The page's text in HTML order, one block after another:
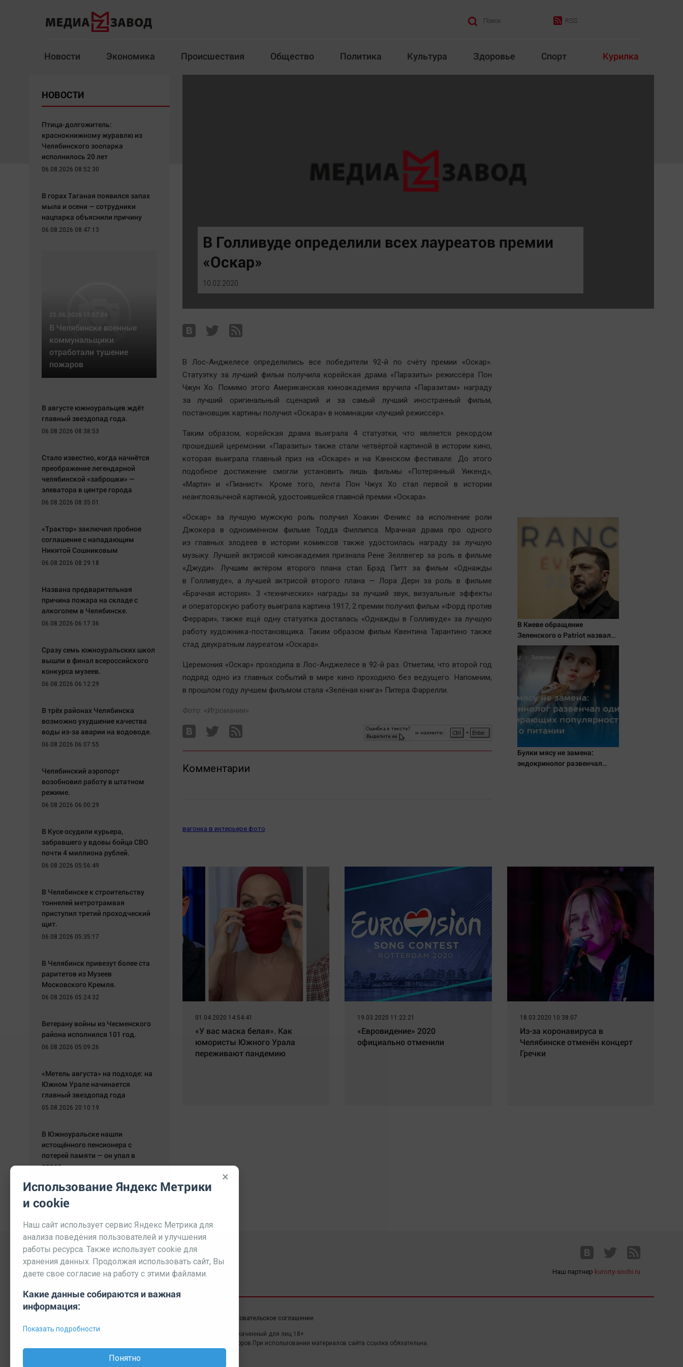
Поиск RSS
Новости Экономика Происшествия Общество Политика Культура Здоровье Спорт Курилка
Здоровье
Архив
Общество
Политика
Экономика
Технологии
Отраслевые темы
Медиаграмотность
Челябинск космический
Другие рубрики
English version
Online-консультация
Вкусное
ЖКХ
Интервью
Отдых
Светская жизнь
Тенденции
В Голливуде определили всех лауреатов премии
«Оскар»
10.02.2020
В Лос-Анджелесе определились все победители 92-й по счёту премии «Оскар».
Статуэтку за лучший фильм получила корейская драма «Паразиты» режиссёра Пон
Чжун Хо. Помимо этого Американская киноакадемия вручила «Паразитам» награду
за лучший оригинальный сценарий и за самый лучший иностранный фильм,
постановщик картины получил «Оскара» в номинации «лучший режиссёр».
Таким образом, корейская драма выиграла 4 статуэтки, что является рекордом
прошедшей церемонии. «Паразиты» также стали четвёртой картиной в истории кино,
которая выиграла главный приз на «Оскаре» и на Каннском фестивале. До этого
подобное достижение смогли установить лишь фильмы «Потерянный Уикенд»,
«Марти» и «Пианист». Кроме того, лента Пон Чжух Хо стал первой в истории
неанглоязычной картиной, удостоившейся главной премии «Оскара».
«Оскар» за лучшую мужскую роль получил Хоакин Феникс за исполнение роли
Джокера в одноимённом фильме Тодда Филлипса. Мрачная драма про одного
из главных злодеев в истории комиксов также удостоилась награду за лучшую
музыку. Лучшей актрисой киноакадемия признала Рене Зеллвегер за роль в фильме
«Джуди». Лучшим актёром второго плана стал Брэд Питт за фильм «Однажды
в Голливуде», а лучшей актрисой второго плана — Лора Дерн за роль в фильме
«Брачная история». 3 «технических» награды за лучший звук, визуальные эффекты
и операторскую работу выиграла картина 1917, 2 премии получил фильм «Форд против
Феррари», также ещё одну статуэтка досталась «Однажды в Голливуде» за лучшую
работу художника-постановщика. Таким образом фильм Квентина Тарантино также
стад двукратным лауреатом «Оскара».
Церемония «Оскар» проходила в Лос-Анджелесе в 92-й раз. Отметим, что второй год
подряд одно из главных событий в мире кино проходило без ведущего. Напомним,
в прошлом году лучшем фильмом стала «Зелёная книга» Питера Фаррелли.
Фото: «Игромания»
Комментарии
вагонка в интерьере фото
В Киеве обращение
Зеленского о Patriot назвали
«комедией»
Булки мясу не замена:
эндокринолог развенчал
01.04.2020 14:54:41
«У вас маска белая». Как
юмористы Южного Урала
переживают пандемию
19.03.2020 11:22:21
«Евровидение» 2020
официально отменили
18.03.2020 10:38:07
Из-за коронавируса в
Челябинске отменён концерт
Гречки
НОВОСТИ
Птица-долгожитель:
краснокнижному журавлю из
Челябинского зоопарка
исполнилось 20 лет
06.08.2026 08:52:30
В горах Таганая появился запах
мыла и осени — сотрудники
нацпарка объяснили причину
06.08.2026 08:47:13
22.06.2026 15:57:04
В Челябинске военные
коммунальщики
отработали тушение
пожаров
В августе южноуральцев ждёт
главный звездопад года.
06.08.2026 08:38:53
Стало известно, когда начнётся
преображение легендарной
челябинской «заброшки» —
элеватора в центре города
06.08.2026 08:35:01
«Трактор» заключил пробное
соглашение с нападающим
Никитой Сошниковым
06.08.2026 08:29:18
Названа предварительная
причина пожара на складе с
алкоголем в Челябинске.
06.08.2026 06:17:36
Сразу семь южноуральских школ
вышли в финал всероссийского
конкурса музеев.
06.08.2026 06:12:29
В трёх районах Челябинска
возможно ухудшение качества
воды из-за аварии на водоводе.
06.08.2026 06:07:55
Челябинский аэропорт
возобновил работу в штатном
режиме.
06.08.2026 06:00:29
В Кусе осудили курьера,
забравшего у вдовы бойца СВО
почти 4 миллиона рублей.
06.08.2026 05:56:49
В Челябинске к строительству
тоннелей метротрамвая
приступил третий проходческий
щит.
06.08.2026 05:35:17
В Челябинск привезут более ста
раритетов из Музеев
Московского Кремля.
06.08.2026 05:24:32
Ветерану войны из Чесменского
района исполнился 101 год.
06.08.2026 05:09:26
«Метель августа» на подходе: на
Южном Урале начинается
главный звездопад года
05.08.2026 20:10:19
В Южноуральске нашли
истощённого пенсионера с
потерей памяти — он упал в
овраг.
Наш партнер kurorty-sochi.ru
Пользовательское соглашение
© 2026 МЕДИАЗАВОД — Сайт может содержать контент, предназначенный для лиц 18+
Мнение редакции может не совпадать с мнением отдельных авторов.При использовании материалов сайта ссылка обязательна.
×
Использование Яндекс Метрики
и cookie
Наш сайт использует сервис Яндекс Метрика для
анализа поведения пользователей и улучшения
работы ресурса. Также использует cookie для
хранения данных. Продолжая использовать сайт, Вы
даете свое согласие на работу с этими файлами.
Какие данные собираются и важная
информация:
Показать подробности
Понятно